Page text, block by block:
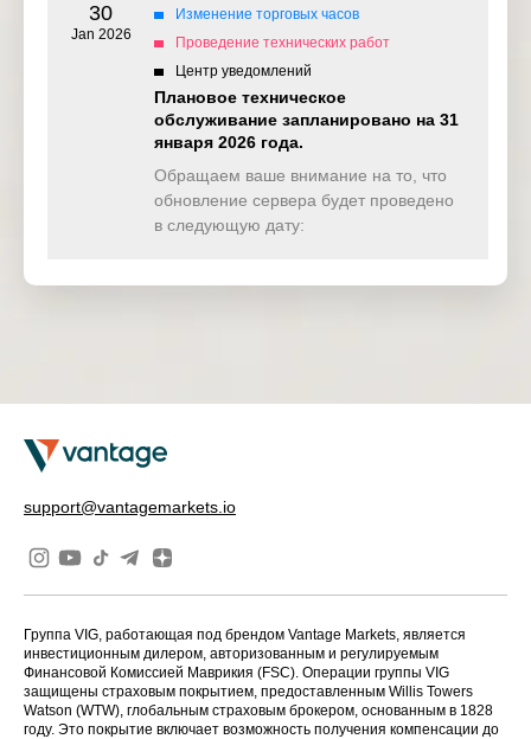
30
Jan 2026
Изменение торговых часов
Проведение технических работ
Центр уведомлений
Плановое техническое
обслуживание запланировано на 31
января 2026 года.
Обращаем ваше внимание на то, что
обновление сервера будет проведено
в следующую дату:
support@vantagemarkets.io
Группа VIG, работающая под брендом Vantage Markets, является
инвестиционным дилером, авторизованным и регулируемым
Финансовой Комиссией Маврикия (FSC). Операции группы VIG
защищены страховым покрытием, предоставленным Willis Towers
Watson (WTW), глобальным страховым брокером, основанным в 1828
году. Это покрытие включает возможность получения компенсации до